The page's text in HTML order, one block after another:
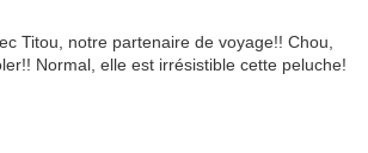
Titou, notre partenaire de voyage!! Chou,
Normal, elle est irrésistible cette peluche!